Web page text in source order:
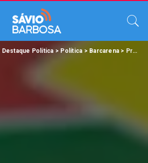
Destaque Política > Política > Barcarena > Prefeito Renato Ogawa entrega novo Terminal Rodoviário para Barcarena.